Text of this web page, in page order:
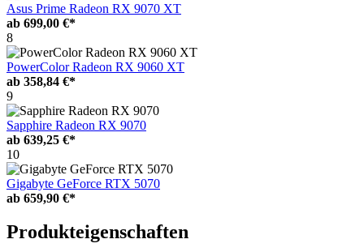
Asus Prime Radeon RX 9070 XT
ab 699,00 €*
8
PowerColor Radeon RX 9060 XT
ab 358,84 €*
9
Sapphire Radeon RX 9070
ab 639,25 €*
10
Gigabyte GeForce RTX 5070
ab 659,90 €*
Produkteigenschaften